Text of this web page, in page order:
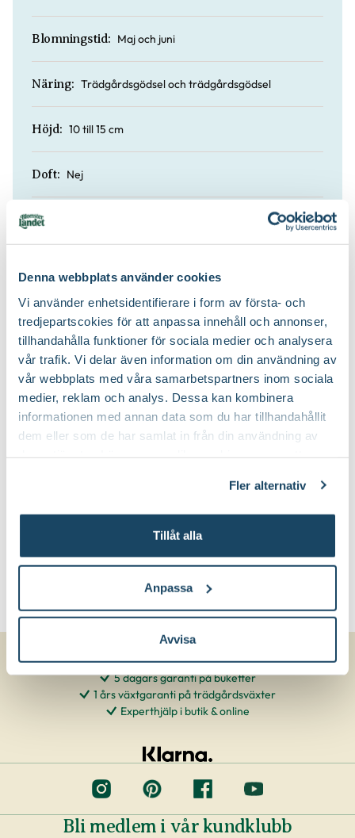
Denna webbplats använder cookies
Vi använder enhetsidentifierare i form av första- och
tredjepartscokies för att anpassa innehåll och annonser,
tillhandahålla funktioner för sociala medier och analysera
vår trafik. Vi delar även information om din användning av
vår webbplats med våra samarbetspartners inom sociala
medier, reklam och analys. Dessa kan kombinera
informationen med annan data som du har tillhandahållit
dem eller som de har samlat in från din användning av
Fler alternativ
Tillåt alla
Anpassa
Avvisa
Blomningstid: Maj och juni
Näring: Trädgårdsgödsel och trädgårdsgödsel
Höjd: 10 till 15 cm
Doft: Nej
Vintergrön:
Växtsätt: Mattbildande
Beskärningstid: På våren
Beskärningssätt:
Putsa lätt efter blomning och beskär
ner till marknivå
5 dagars garanti på buketter
1 års växtgaranti på trädgårdsväxter
Experthjälp i butik & online
Bli medlem i vår kundklubb